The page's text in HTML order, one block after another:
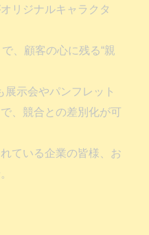
リジナルキャラクタ
、顧客の心に残る“親
展示会やパンフレット
、競合との差別化が可
ている企業の皆様、お